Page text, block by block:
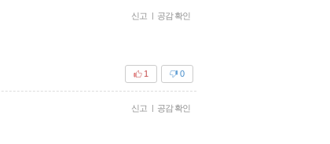
신고 | 공감 확인
0
1
신고 | 공감 확인